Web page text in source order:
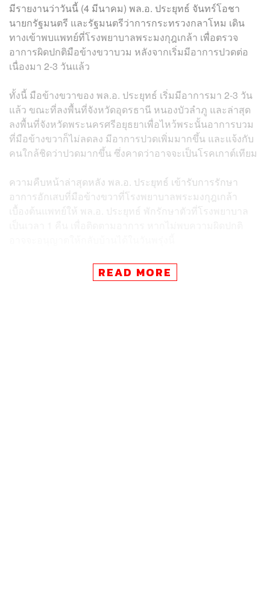
มีรายงานว่าวันนี้ (4 มีนาคม) พล.อ. ประยุทธ์ จันทร์โอชา
นายกรัฐมนตรี และรัฐมนตรีว่าการกระทรวงกลาโหม เดิน
ทางเข้าพบแพทย์ที่โรงพยาบาลพระมงกุฎเกล้า เพื่อตรวจ
อาการผิดปกติมือข้างขวาบวม หลังจากเริ่มมีอาการปวดต่อ
เนื่องมา 2-3 วันแล้ว
ทั้งนี้ มือข้างขวาของ พล.อ. ประยุทธ์ เริ่มมีอาการมา 2-3 วัน
แล้ว ขณะที่ลงพื้นที่จังหวัดอุดรธานี หนองบัวลำภู และล่าสุด
ลงพื้นที่จังหวัดพระนครศรีอยุธยาเพื่อไหว้พระนั้นอาการบวม
ที่มือข้างขวาก็ไม่ลดลง มีอาการปวดเพิ่มมากขึ้น และแจ้งกับ
คนใกล้ชิดว่าปวดมากขึ้น ซึ่งคาดว่าอาจจะเป็นโรคเกาต์เทียม
ความคืบหน้าล่าสุดหลัง พล.อ. ประยุทธ์ เข้ารับการรักษา
อาการอักเสบที่มือข้างขวาที่โรงพยาบาลพระมงกุฎเกล้า
เบื้องต้นแพทย์ให้ พล.อ. ประยุทธ์ พักรักษาตัวที่โรงพยาบาล
โรงพยาบาลพระมงกุฎเกล้า
ความเจ็บป่วย
ประยุทธ์ จันทร์โอชาREAD MORE